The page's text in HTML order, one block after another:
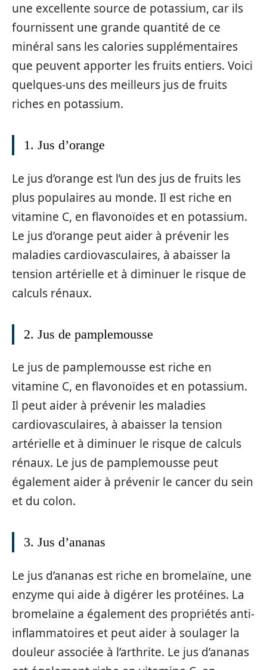
une excellente source de potassium, car ils
fournissent une grande quantité de ce
minéral sans les calories supplémentaires
que peuvent apporter les fruits entiers. Voici
quelques-uns des meilleurs jus de fruits
riches en potassium.
1. Jus d’orange
Le jus d’orange est l’un des jus de fruits les
plus populaires au monde. Il est riche en
vitamine C, en flavonoïdes et en potassium.
Le jus d’orange peut aider à prévenir les
maladies cardiovasculaires, à abaisser la
tension artérielle et à diminuer le risque de
calculs rénaux.
2. Jus de pamplemousse
Le jus de pamplemousse est riche en
vitamine C, en flavonoïdes et en potassium.
Il peut aider à prévenir les maladies
cardiovasculaires, à abaisser la tension
artérielle et à diminuer le risque de calculs
rénaux. Le jus de pamplemousse peut
également aider à prévenir le cancer du sein
et du colon.
3. Jus d’ananas
Le jus d’ananas est riche en bromelaïne, une
enzyme qui aide à digérer les protéines. La
bromelaïne a également des propriétés anti-
inflammatoires et peut aider à soulager la
douleur associée à l’arthrite. Le jus d’ananas